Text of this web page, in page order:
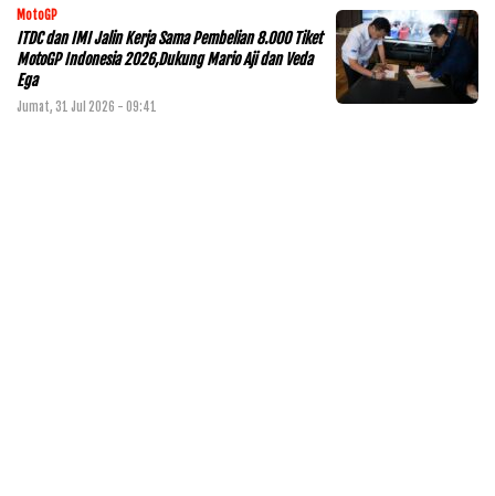
MotoGP
ITDC dan IMI Jalin Kerja Sama Pembelian 8.000 Tiket
MotoGP Indonesia 2026,Dukung Mario Aji dan Veda
Ega
Jumat, 31 Jul 2026 - 09:41